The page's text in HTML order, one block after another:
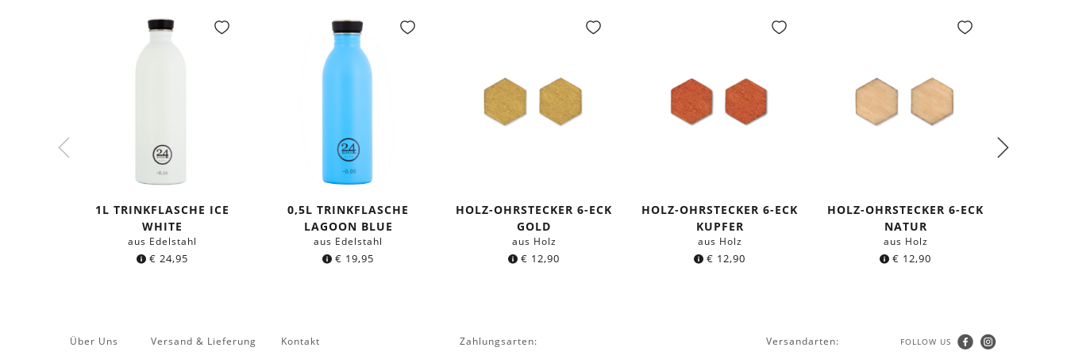
1L TRINKFLASCHE ICE
WHITE
aus Edelstahl
€ 24,95
0,5L TRINKFLASCHE
LAGOON BLUE
aus Edelstahl
€ 19,95
HOLZ-OHRSTECKER 6-ECK
GOLD
aus Holz
€ 12,90
HOLZ-OHRSTECKER 6-ECK
KUPFER
aus Holz
€ 12,90
HOLZ-OHRSTECKER 6-ECK
NATUR
aus Holz
€ 12,90
Über Uns
Versand & Lieferung
Kontakt
Zahlungsarten: Versandarten: FOLLOW US